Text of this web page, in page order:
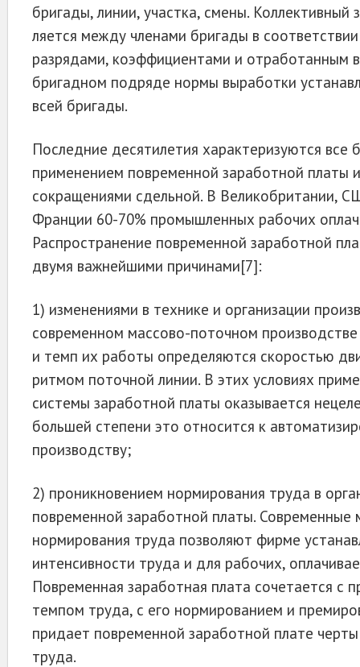
бригады, линии, участка, смены.
ляется между членами бригады в
разрядами, коэффициентами и от­работанным
бригадном подряде нормы выработки
всей бригады.
Последние десятилетия характеризуются все
применением повременной заработ­ной платы
сокращениями сдельной. В Великобритании,
Франции 60-70% промышленных рабочих
Распространение повременной заработной
двумя важнейшими причинами[7]:
1) изменениями в технике и организации
современном массово-поточном
и темп их работы определяются скоростью
ритмом по­точной линии. В этих условиях
системы заработной платы оказывается
большей степени это относится к
производству;
2) проникновением нормирования труда в
повременной заработной платы. Современ­ные
нормирования труда позволяют фирме
интенсивности труда и для рабочих,
Повременная заработная плата сочетается с
темпом труда, с его нормированием и
придает повременной заработной пла­те
труда.